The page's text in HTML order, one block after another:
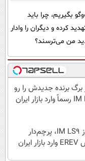
بگیریم، چرا باید
کرده و دیگران را وادار
من می‌ترسند؟
برگ برنده جدیدش را رو
کرد، IM LS9 رسماً وارد بازار ایران
رونمایی از IM LS9، پرچم‌دار
فوق‌لوکس EREV وارد بازار ایران